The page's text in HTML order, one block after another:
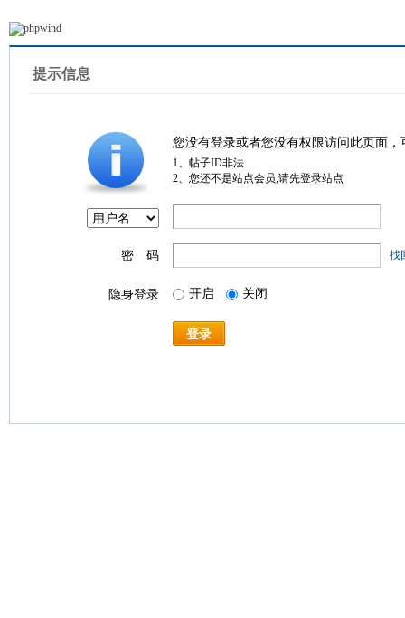
提示信息
您没有登录或者您没有权限访问此页面
1、帖子ID非法
2、您还不是站点会员,请先登录站点
密 码 找
隐身登录 开启 关闭
登录